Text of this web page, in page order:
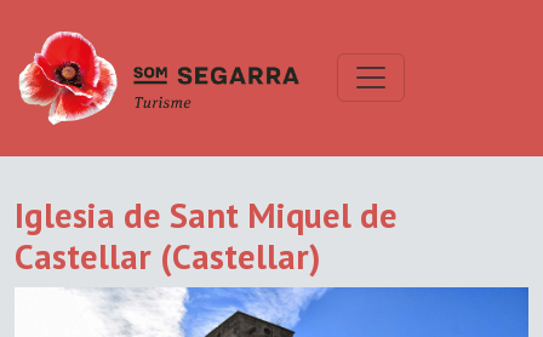
Iglesia de Sant Miquel de
Castellar (Castellar)